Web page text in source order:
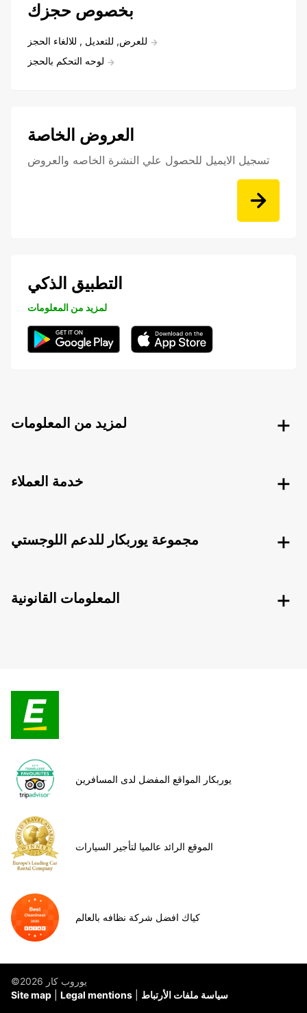
بخصوص حجزك
للعرض, للتعديل , للالغاء الحجز
لوحه التحكم بالحجز
العروض الخاصة
تسجيل الايميل للحصول علي النشرة الخاصه والعروض
التطبيق الذكي
لمزيد من المعلومات
لمزيد من المعلومات
خدمة العملاء
مجموعة يوربكار للدعم اللوجستي
المعلومات القانونية
يوربكار المواقع المفضل لدى المسافرين
الموقع الرائد عالميا لتأجير السيارات
كياك افضل شركة نظافه بالعالم
©يوروب كار 2026
Site map
Legal mentions سياسة ملفات الأرتباط